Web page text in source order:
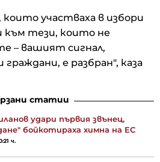
които участваха в избори
към тези, които не
– вашият сигнал,
е разбран", каза
статии
удари първия звънец,
бойкотираха химна на ЕС
ч.